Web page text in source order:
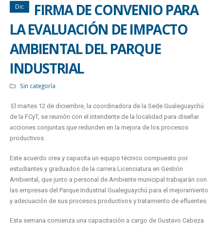
Dic
FIRMA DE CONVENIO PARA
LA EVALUACIÓN DE IMPACTO
AMBIENTAL DEL PARQUE
INDUSTRIAL
Sin categoría
El martes 12 de diciembre, la coordinadora de la Sede Gualeguaychú
de la FCyT, se reunión con el intendente de la localidad para diseñar
acciones conjuntas que redunden en la mejora de los procesos
productivos.
Este acuerdo crea y capacita un equipo técnico compuesto por
estudiantes y graduados de la carrera Licenciatura en Gestión
Ambiental, que junto a personal de Ambiente municipal trabajarán con
las empresas del Parque Industrial Gualeguaychú para el mejoramiento
y adecuación de sus procesos productivos y tratamiento de efluentes.
Esta semana comienza una capacitación a cargo de Gustavo Cabeza